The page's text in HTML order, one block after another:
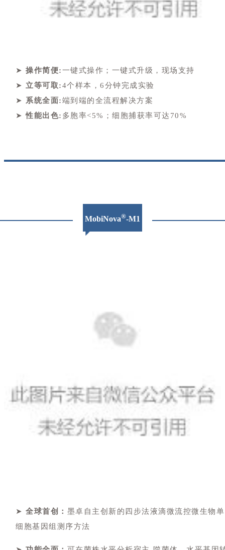
➤ 操作简便:一键式操作；一键式升级，现场支持
➤ 立等可取:4个样本，6分钟完成实验
➤ 系统全面:端到端的全流程解决方案
➤性能出色: 多胞率<5%；细胞捕获率可达70%
MobiNova®-M1
➤ 全球首创： 墨卓自主创新的四步法液滴微流控微生物单
细胞基因组测序方法